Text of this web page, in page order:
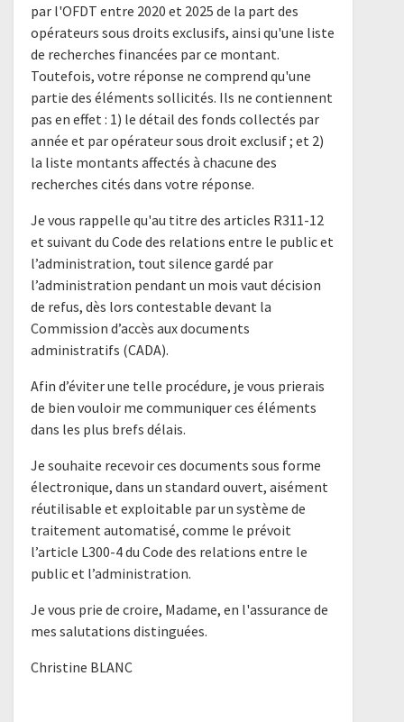
par l'OFDT entre 2020 et 2025 de la part des
opérateurs sous droits exclusifs, ainsi qu'une liste
de recherches financées par ce montant.
Toutefois, votre réponse ne comprend qu'une
partie des éléments sollicités. Ils ne contiennent
pas en effet : 1) le détail des fonds collectés par
année et par opérateur sous droit exclusif ; et 2)
la liste montants affectés à chacune des
recherches cités dans votre réponse.
Je vous rappelle qu'au titre des articles R311-12
et suivant du Code des relations entre le public et
l’administration, tout silence gardé par
l’administration pendant un mois vaut décision
de refus, dès lors contestable devant la
Commission d’accès aux documents
administratifs (CADA).
Afin d’éviter une telle procédure, je vous prierais
de bien vouloir me communiquer ces éléments
dans les plus brefs délais.
Je souhaite recevoir ces documents sous forme
électronique, dans un standard ouvert, aisément
réutilisable et exploitable par un système de
traitement automatisé, comme le prévoit
l’article L300-4 du Code des relations entre le
public et l’administration.
Je vous prie de croire, Madame, en l'assurance de
mes salutations distinguées.
Christine BLANC